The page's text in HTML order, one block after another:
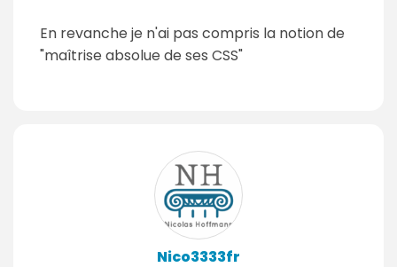
En revanche je n'ai pas compris la notion de
"maîtrise absolue de ses CSS"
Nico3333fr